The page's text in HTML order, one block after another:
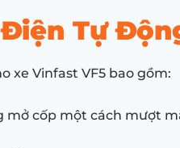
Tự
xe Vinfast VF5 bao gồm:
cốp một cách mượt